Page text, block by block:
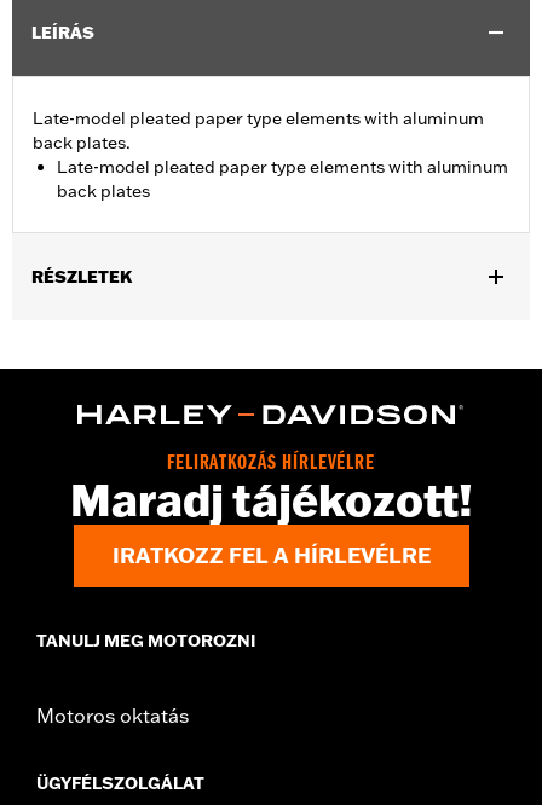
LEÍRÁS
Late-model pleated paper type elements with aluminum
back plates.
Late-model pleated paper type elements with aluminum
back plates
RÉSZLETEK
WARRANTY:1 year limited warranty – Go towww.h-
FELIRATKOZÁS HÍRLEVÉLRE
Maradj tájékozott!
IRATKOZZ FEL A HÍRLEVÉLRE
TANULJ MEG MOTOROZNI
Motoros oktatás
ÜGYFÉLSZOLGÁLAT